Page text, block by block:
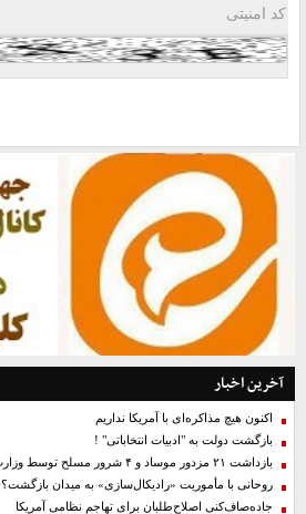
آخرین اخبار
اکنون هیچ مذاکره‌ای با آمریکا نداریم
بازگشت دولت به "ادبیات انتخاباتی" !
بازداشت ۲۱ مزدور موساد و ۴ شرور مسلح توسط وزارت اطلاعات
روحانی با مأموریت «رادیکال‌سازی» به میدان بازگشت؟
جاده‌صاف‌کنی اصلاح‌طلبان برای تهاجم نظامی آمریکا